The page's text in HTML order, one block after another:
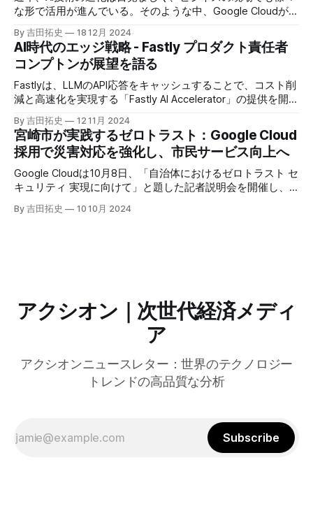
な形で活用が進んでいる。そのような中、Google Cloudが新
たに発表したGoogle Agentspaceは、いま注目を集めるAIエ
ージェントがエンタープライズITを大きく変革する予兆と言
えるだろう。
By 吉田拓史 18 12月 2024
AI時代のエッジ戦略 - Fastly プロダクト責任者
コンプトンが展望を語る
Fastlyは、LLMのAPI応答をキャッシュすることで、コスト削
減と高速化を実現する「Fastly AI Accelerator」の提供を開始
した。キップ・コンプトン最高プロダクト責任者（CPO）
は、類似した質問への応答を再利用し、効率的な処理を可能
にすると説明した。さらに、コンプトンは、エッジコンピュ
ーティングの利点を活かしたパーソナライズや、エッジにお
けるGPUの経済性、セキュリティへの取り組みなど、Fastly
のAI戦略について語った。
By 吉田拓史 12 11月 2024
宮崎市が実践するゼロトラスト：Google Cloud
採用で災害対応を強化し、市民サービス向上へ
Google Cloudは10月8日、「自治体におけるゼロトラスト セ
キュリティ 実現に向けて」と題した記者説明会を開催し、
自治体向けにゼロトラストセキュリティ導入を支援するプロ
グラムを発表した。宮崎市の事例では、Google Workspace
By 吉田拓史 10 10月 2024
アクシオン｜次世代経済メディ
ア
アクシオンニュースレター：世界のテクノロジー
トレンドの高品質な分析
Subscribe